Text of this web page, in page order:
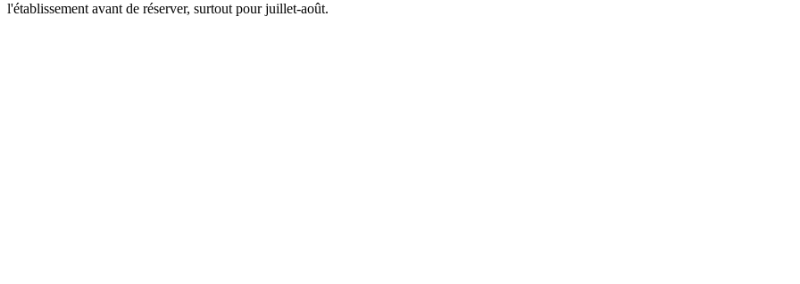
l'établissement avant de réserver, surtout pour juillet-août.